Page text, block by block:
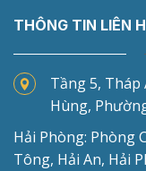
THÔNG TIN LIÊN
Tầng 5,
Hùng,
Hải Phòng: Phòng
Tông, Hải An, Hải